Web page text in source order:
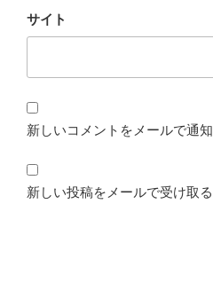
サイト
新しいコメントをメールで通知
新しい投稿をメールで受け取る